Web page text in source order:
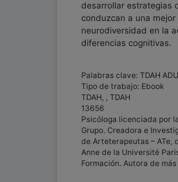
desarrollar estrategias
conduzcan a una
neurodiversidad en la
diferencias cognitivas.
Palabras clave: TDAH
Tipo de trabajo: Ebook
TDAH, , TDAH
13656
Psicóloga licenciada por
Grupo. Creadora e
de Arteterapeutas – ATe,
Anne de la Université
Formación. Autora de